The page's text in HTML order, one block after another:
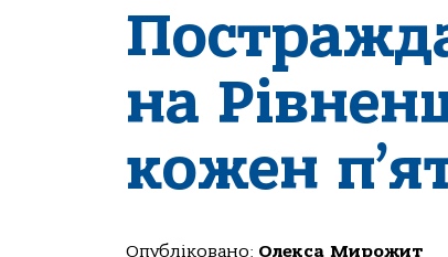
на
кожен
Опубліковано: Олекса Мирожит